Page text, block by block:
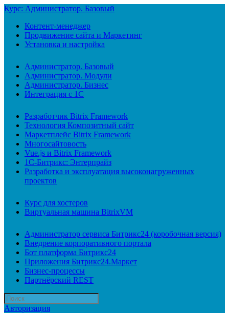
Курс: Администратор. Базовый
Контент-менеджер
Продвижение сайта и Маркетинг
Установка и настройка
Администратор. Базовый
Администратор. Модули
Администратор. Бизнес
Интеграция с 1С
Разработчик Bitrix Framework
Технология Композитный сайт
Маркетплейс Bitrix Framework
Многосайтовость
Vue.js и Bitrix Framework
1С-Битрикс: Энтерпрайз
Разработка и эксплуатация высоконагруженных
проектов
Курс для хостеров
Виртуальная машина BitrixVM
Администратор сервиса Битрикс24 (коробочная версия)
Внедрение корпоративного портала
Бот платформа Битрикс24
Приложения Битрикс24.Маркет
Бизнес-процессы
Партнёрский REST
Авторизация